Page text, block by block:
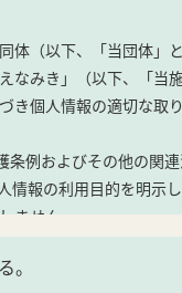
体（以下、「当団体」
なみき」（以下、「当
き個人情報の適切な取
例およびその他の関連
情報の利用目的を明示
ません。
続きおよび連絡等のため
。